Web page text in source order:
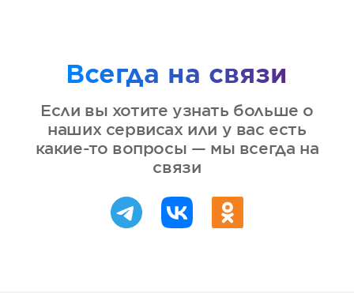
Всегда на связи
Если вы хотите узнать больше о
наших сервисах или у вас есть
какие-то вопросы — мы всегда на
связи